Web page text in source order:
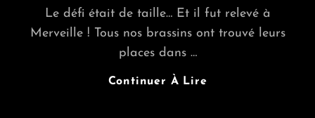
Le défi était de taille… Et il fut relevé à
Merveille ! Tous nos brassins ont trouvé leurs
places dans …
Continuer À Lire270